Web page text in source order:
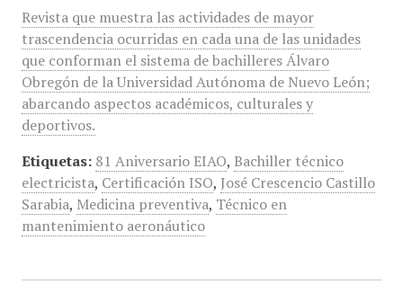
Revista que muestra las actividades de mayor
trascendencia ocurridas en cada una de las unidades
que conforman el sistema de bachilleres Álvaro
Obregón de la Universidad Autónoma de Nuevo León;
abarcando aspectos académicos, culturales y
deportivos.
Etiquetas: 81 Aniversario EIAO, Bachiller técnico
electricista, Certificación ISO, José Crescencio Castillo
Sarabia, Medicina preventiva, Técnico en
mantenimiento aeronáutico